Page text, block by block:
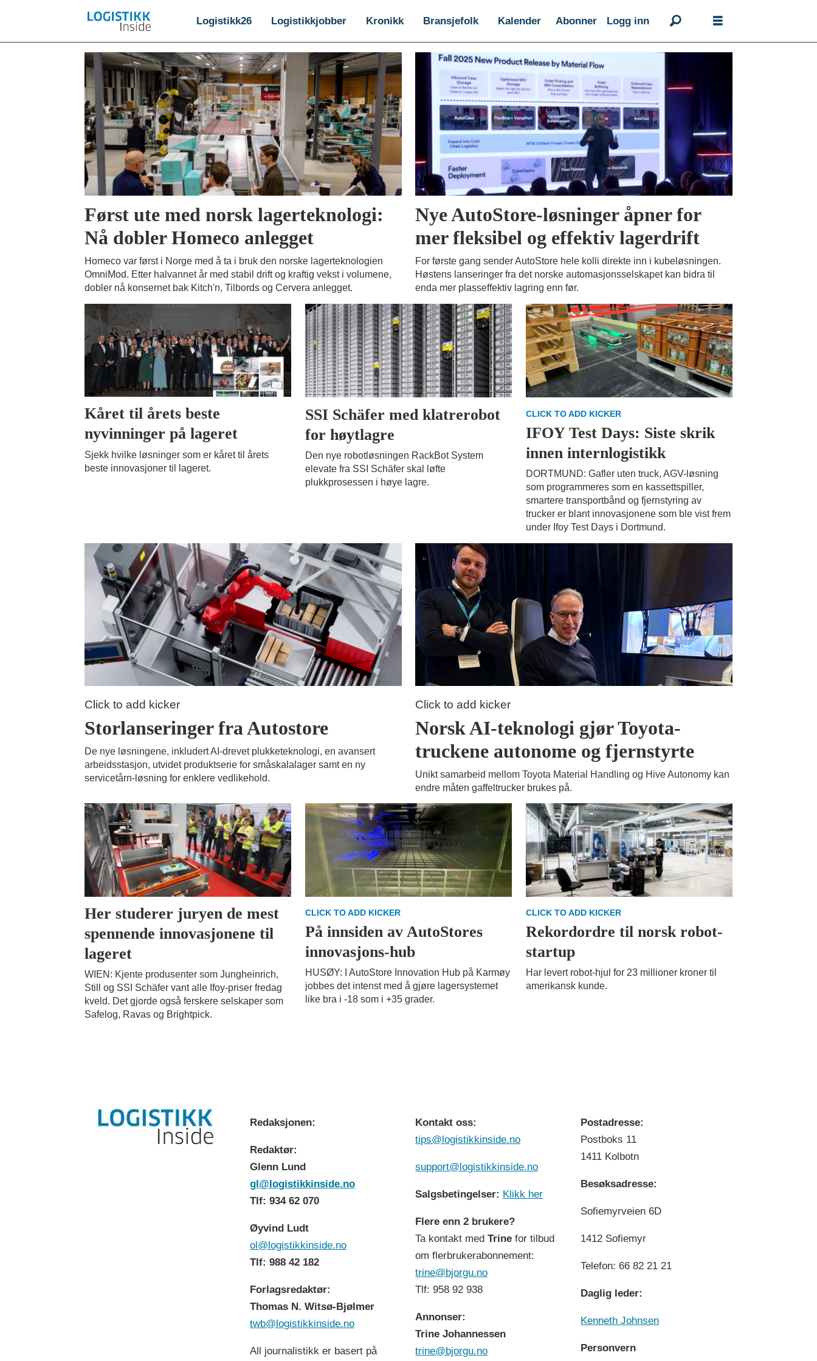
Logistikk26 Logistikkjobber Kronikk Bransjefolk Kalender Abonner Logg inn
lagerteknologi
Først ute med norsk lagerteknologi:
Nå dobler Homeco anlegget
Homeco var først i Norge med å ta i bruk den norske lagerteknologien
OmniMod. Etter halvannet år med stabil drift og kraftig vekst i volumene,
dobler nå konsernet bak Kitch'n, Tilbords og Cervera anlegget.
Nye AutoStore-løsninger åpner for
mer fleksibel og effektiv lagerdrift
For første gang sender AutoStore hele kolli direkte inn i kubeløsningen.
Høstens lanseringer fra det norske automasjonsselskapet kan bidra til
enda mer plasseffektiv lagring enn før.
Kåret til årets beste
nyvinninger på lageret
Sjekk hvilke løsninger som er kåret til årets
beste innovasjoner til lageret.
SSI Schäfer med klatrerobot
for høytlagre
Den nye robotløsningen RackBot System
elevate fra SSI Schäfer skal løfte
plukkprosessen i høye lagre.
CLICK TO ADD KICKER
IFOY Test Days: Siste skrik
innen internlogistikk
DORTMUND: Gafler uten truck, AGV-løsning
som programmeres som en kassettspiller,
smartere transportbånd og fjernstyring av
trucker er blant innovasjonene som ble vist frem
under Ifoy Test Days i Dortmund.
Click to add kicker
Storlanseringer fra Autostore
De nye løsningene, inkludert AI-drevet plukketeknologi, en avansert
arbeidsstasjon, utvidet produktserie for småskalalager samt en ny
servicetårn-løsning for enklere vedlikehold.
Click to add kicker
Norsk AI-teknologi gjør Toyota-
truckene autonome og fjernstyrte
Unikt samarbeid mellom Toyota Material Handling og Hive Autonomy kan
endre måten gaffeltrucker brukes på.
Her studerer juryen de mest
spennende innovasjonene til
lageret
WIEN: Kjente produsenter som Jungheinrich,
Still og SSI Schäfer vant alle Ifoy-priser fredag
kveld. Det gjorde også ferskere selskaper som
Safelog, Ravas og Brightpick.
CLICK TO ADD KICKER
På innsiden av AutoStores
innovasjons-hub
HUSØY: I AutoStore Innovation Hub på Karmøy
jobbes det intenst med å gjøre lagersystemet
like bra i -18 som i +35 grader.
CLICK TO ADD KICKER
Rekordordre til norsk robot-
startup
Har levert robot-hjul for 23 millioner kroner til
amerikansk kunde.
Redaksjonen:
Redaktør:
Glenn Lund
gl@logistikkinside.no
Tlf: 934 62 070
Øyvind Ludt
ol@logistikkinside.no
Tlf: 988 42 182
Forlagsredaktør:
Thomas N. Witsø-Bjølmer
twb@logistikkinside.no
All journalistikk er basert på
Kontakt oss:
tips@logistikkinside.no
support@logistikkinside.no
Salgsbetingelser: Klikk her
Flere enn 2 brukere?
Ta kontakt medTrine for tilbud
om flerbrukerabonnement:
trine@bjorgu.no
Tlf: 958 92 938
Annonser:
Trine Johannessen
trine@bjorgu.no
Postadresse:
Postboks 11
1411 Kolbotn
Besøksadresse:
Sofiemyrveien 6D
1412 Sofiemyr
Telefon: 66 82 21 21
Daglig leder:
Kenneth Johnsen
Personvern